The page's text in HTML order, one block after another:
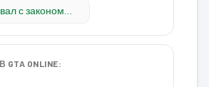
с законом…
ONLINE: